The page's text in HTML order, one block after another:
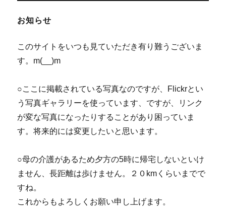
お知らせ
このサイトをいつも見ていただき有り難うございま
す。m(__)m
○ここに掲載されている写真なのですが、Flickrとい
う写真ギャラリーを使っています、ですが、リンク
が変な写真になったりすることがあり困っていま
す。将来的には変更したいと思います。
○母の介護があるため夕方の5時に帰宅しないといけ
ません、長距離は歩けません。２０kmくらいまでで
すね。
これからもよろしくお願い申し上げます。